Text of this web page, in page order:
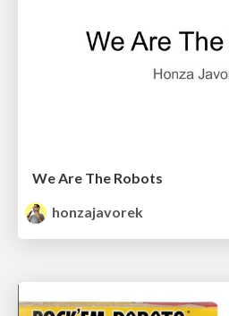
We Are The Robots
honzajavorek